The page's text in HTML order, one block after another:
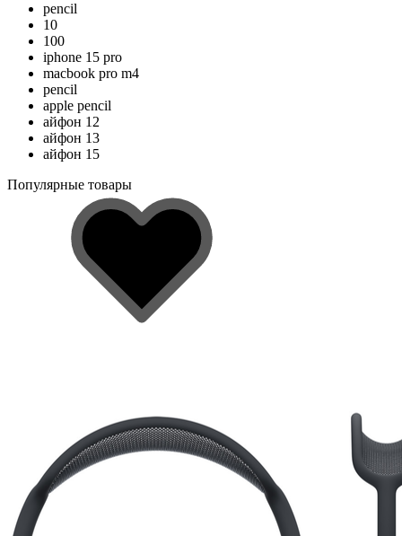
pencil
10
100
iphone 15 pro
macbook pro m4
pencil
apple pencil
айфон 12
айфон 13
айфон 15
Популярные товары